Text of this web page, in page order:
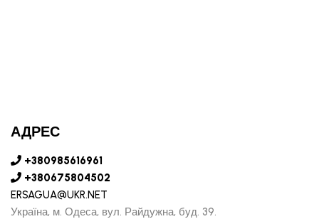
АДРЕС
+380985616961
+380675804502
ERSAGUA@UKR.NET
Україна, м. Одеса, вул. Райдужна, буд. 39.